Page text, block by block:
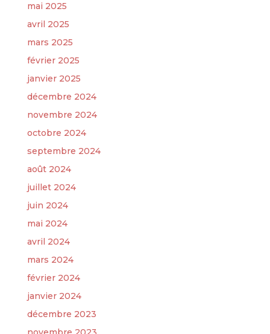
mai 2025
avril 2025
mars 2025
février 2025
janvier 2025
décembre 2024
novembre 2024
octobre 2024
septembre 2024
août 2024
juillet 2024
juin 2024
mai 2024
avril 2024
mars 2024
février 2024
janvier 2024
décembre 2023